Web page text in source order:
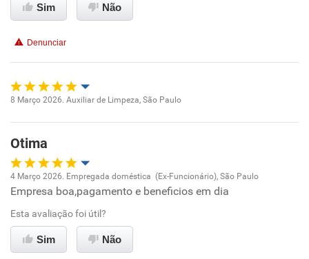
Benefícios
Recomenda esta empresa
Sim Não
Denunciar
Ambiente de trabalho
Conciliação com a vida familiar
Benefícios
Recomenda esta empresa
8 Março 2026. Auxiliar de Limpeza, São Paulo
Otima
Oportunidade de promoção
Ambiente de trabalho
4 Março 2026. Empregada doméstica (Ex-Funcionário), São Paulo
Empresa boa,pagamento e beneficios em dia
Esta avaliação foi útil?
Sim Não